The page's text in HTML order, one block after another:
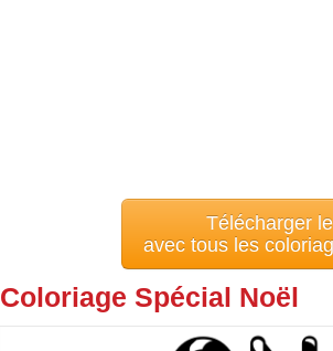
Télécharger le
avec tous les
Coloriage Spécial Noël